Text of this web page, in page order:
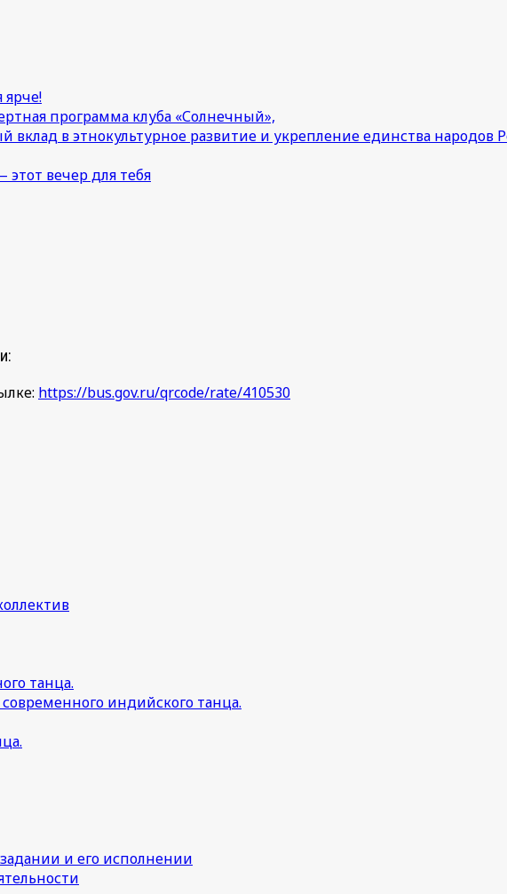
ярче!
программа клуба «Солнечный»,
вклад в этнокультурное развитие и укрепление единства
вечер для тебя
https://bus.gov.ru/qrcode/rate/410530
танца.
индийского танца.
и его исполнении